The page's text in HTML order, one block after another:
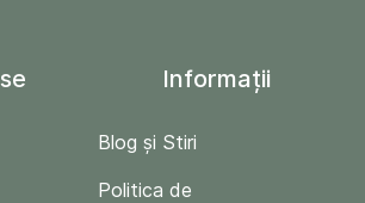
Informații
Blog și Stiri
Politica de